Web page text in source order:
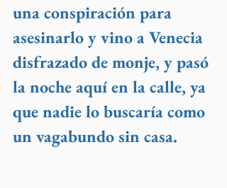
una conspiración para
asesinarlo y vino a Venecia
disfrazado de monje, y pasó
la noche aquí en la calle, ya
que nadie lo buscaría como
un vagabundo sin casa.